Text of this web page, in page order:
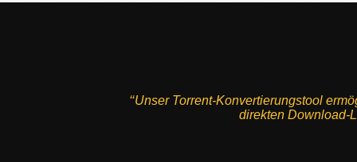
‘‘Unser Torrent-Konvertierungstool
direkten Download-